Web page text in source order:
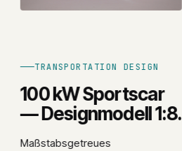
TRANSPORTATION DESIGN
100 kW Sportscar
— Designmodell 1:8.
Maßstabsgetreues